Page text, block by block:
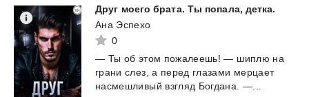
Друг моего брата. Ты попала, детка.
Ана Эспехо
0
— Ты об этом пожалеешь! — шиплю на
грани слез, а перед глазами мерцает
насмешливый взгляд Богдана. —...